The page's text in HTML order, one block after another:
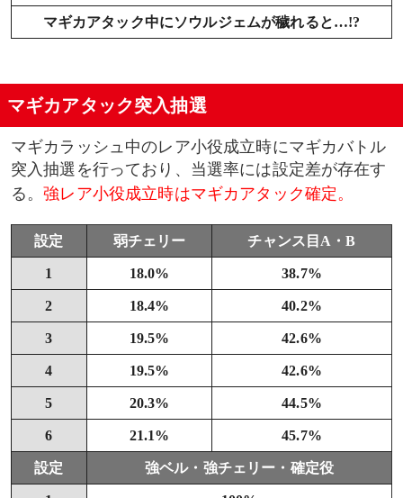
マギカアタック中にソウルジェムが穢れると…!?
マギカアタック突入抽選
マギカラッシュ中のレア小役成立時にマギカバトル
突入抽選を行っており、当選率には設定差が存在す
る。強レア小役成立時はマギカアタック確定。
設定 弱チェリー チャンス目A・B
1 18.0% 38.7%
2 18.4% 40.2%
3 19.5% 42.6%
4 19.5% 42.6%
5 20.3% 44.5%
6 21.1% 45.7%
設定 強ベル・強チェリー・確定役